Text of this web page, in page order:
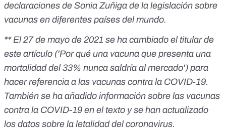
declaraciones de Sonia Zuñiga de la legislación sobre
vacunas en diferentes países del mundo.
** El 27 de mayo de 2021 se ha cambiado el titular de
este artículo ('Por qué una vacuna que presenta una
mortalidad del 33% nunca saldría al mercado') para
hacer referencia a las vacunas contra la COVID-19.
También se ha añadido información sobre las vacunas
contra la COVID-19 en el texto y se han actualizado
los datos sobre la letalidad del coronavirus.